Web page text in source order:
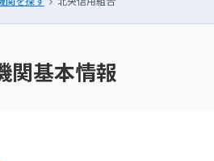
関基本情報